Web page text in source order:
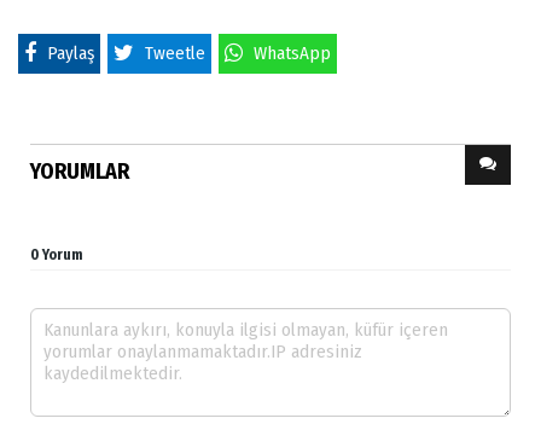
Paylaş Tweetle WhatsApp
YORUMLAR
0 Yorum